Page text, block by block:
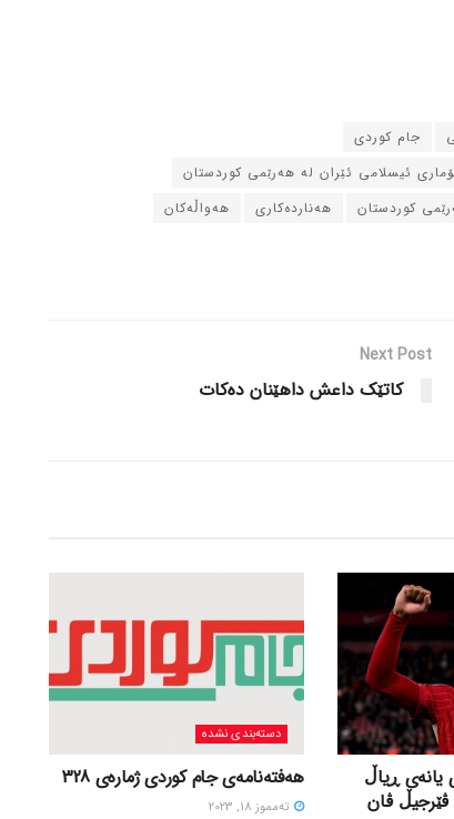
جام کوردی
ئیسلامی ئێران له‌ هه‌رێمی کوردستان
کوردستان هه‌نارده‌کاری هه‌واڵه‌کان
Next Post
کاتێک داعش داهێنان ده‌کات
یانەی ڕیاڵ
ڤێرجیڵ ڤان
دسته‌بندی نشده
هەفتەنامەی جام کوردی ژمارەی 328
ته‌مموز 18, 2023